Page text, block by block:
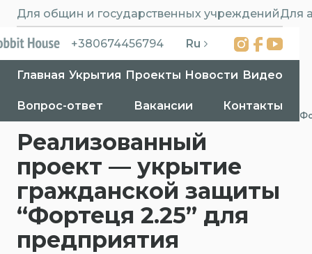
Для общин и государственных учрежденийДля
+380674456794 Ru
Главная Укрытия Проекты Новости Видео
Вопрос-ответ Вакансии Контакты
Главная > Проекты
Реализованный проект — укрытие гражданской защиты
Реализованный
проект — укрытие
гражданской защиты
“Фортеця 2.25” для
предприятия